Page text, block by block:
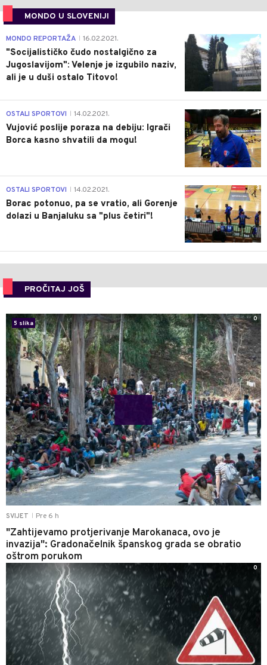
MONDO U SLOVENIJI
4
MONDO REPORTAŽA 16.02.2021.
"Socijalističko čudo nostalgično za
Jugoslavijom": Velenje je izgubilo naziv,
ali je u duši ostalo Titovo!
1
OSTALI SPORTOVI 14.02.2021.
Vujović poslije poraza na debiju: Igrači
Borca kasno shvatili da mogu!
3
OSTALI SPORTOVI 14.02.2021.
Borac potonuo, pa se vratio, ali Gorenje
dolazi u Banjaluku sa "plus četiri"!
PROČITAJ JOŠ
SVIJET Pre 6 h
"Zahtijevamo protjerivanje Marokanaca, ovo je
invazija": Gradonačelnik španskog grada se obratio
oštrom porukom
5 slika
0
0